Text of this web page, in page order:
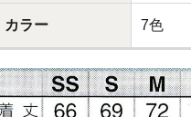
カラー 7色